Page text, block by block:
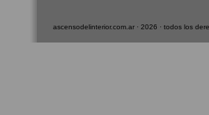
ascensodelinterior.com.ar · 2026 · todos los